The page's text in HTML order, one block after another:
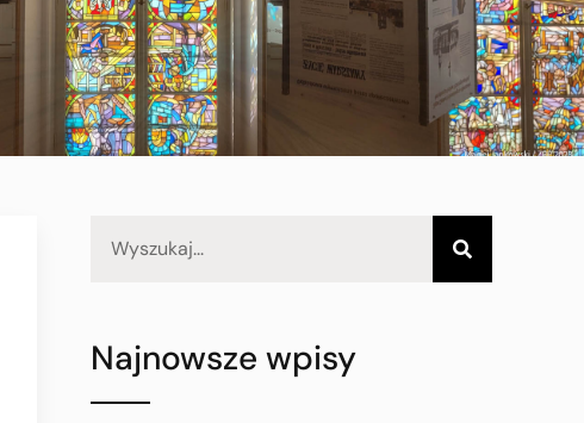
Najnowsze wpisy